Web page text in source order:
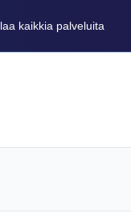
kaikkia palveluita